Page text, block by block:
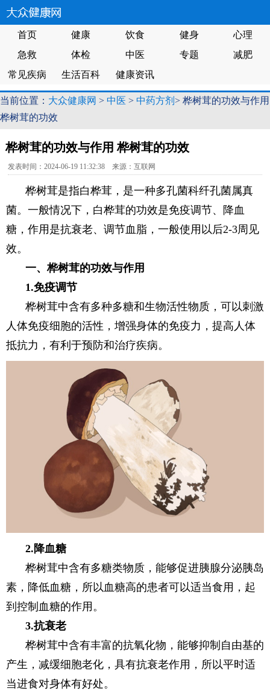
首页 健康 饮食 健身
心理
急救
体检 中医 专题
减肥
常见疾病
生活百科 健康资讯
当前位置： 大众健康网 > 中医 > 中药方剂 > 桦树茸的功效与作用
桦树茸的功效
桦树茸的功效与作用 桦树茸的功效
发表时间：2024-06-19 11:32:38 来源：互联网
桦树茸是指白桦茸，是一种多孔菌科纤孔菌属真
菌。一般情况下，白桦茸的功效是免疫调节、降血
糖，作用是抗衰老、调节血脂，一般使用以后2-3周见
效。
一、桦树茸的功效与作用
1.免疫调节
桦树茸中含有多种多糖和生物活性物质，可以刺激
人体免疫细胞的活性，增强身体的免疫力，提高人体
抵抗力，有利于预防和治疗疾病。
2.降血糖
桦树茸中含有多糖类物质，能够促进胰腺分泌胰岛
素，降低血糖，所以血糖高的患者可以适当食用，起
到控制血糖的作用。
3.抗衰老
桦树茸中含有丰富的抗氧化物，能够抑制自由基的
产生，减缓细胞老化，具有抗衰老作用，所以平时适
当进食对身体有好处。